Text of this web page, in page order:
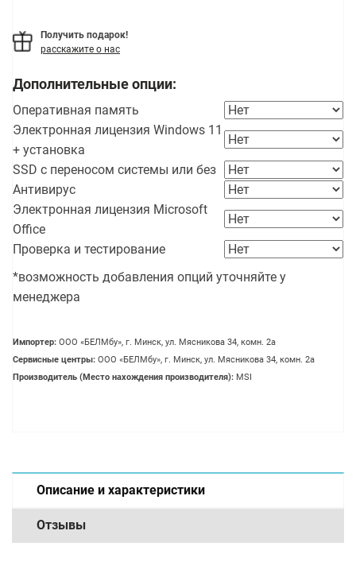
Получить подарок!
расскажите о нас
Дополнительные опции:
Оперативная память
Электронная лицензия Windows 11
+ установка
SSD с переносом системы или без
Антивирус
Электронная лицензия Microsoft
Office
Проверка и тестирование
*возможность добавления опций уточняйте у
менеджера
Импортер: OOO «БЕЛМбу», г. Минск, ул. Мясникова 34, комн. 2а
Сервисные центры: OOO «БЕЛМбу», г. Минск, ул. Мясникова 34, комн. 2а
Производитель (Место нахождения производителя): MSI
Описание и характеристики
Отзывы